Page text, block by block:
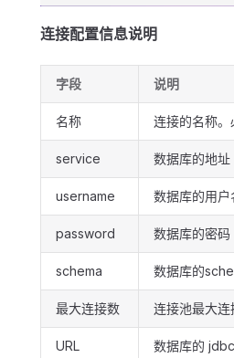
连接配置信息说明
字段 说明
名称 连接的名称
service 数据库的地址
username 数据库的用户
password 数据库的密码
schema 数据库的
最大连接数 连接池最大连
URL 数据库的